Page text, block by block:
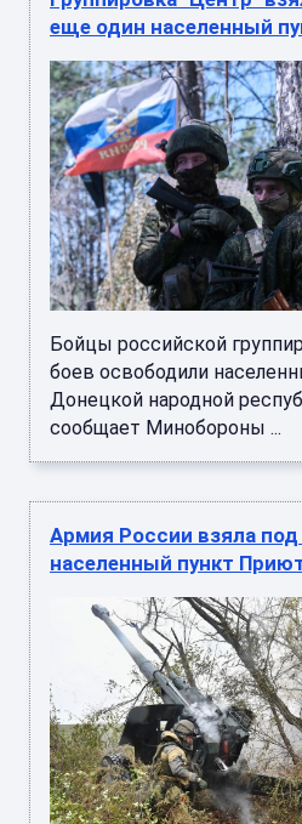
еще один населенный
Бойцы российской
боев освободили
Донецкой народной
сообщает Минобороны ...
Армия России взяла под
населенный пункт